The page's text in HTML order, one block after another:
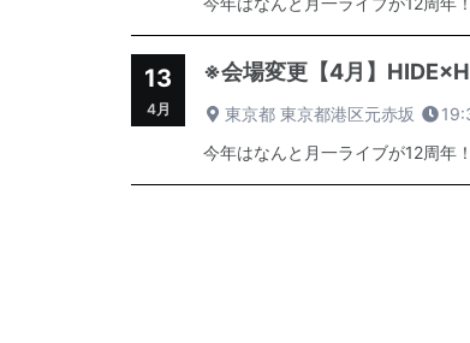
13
4月
※会場変更【4月】
東京都 東京都港区元赤坂
今年はなんと月一ライブが12周年